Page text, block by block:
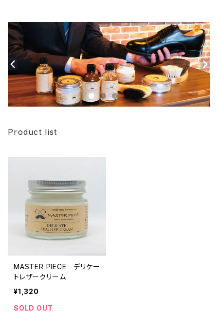
Product list
MASTER PIECE デリケー
トレザークリーム
¥1,320
SOLD OUT